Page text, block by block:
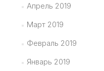
Апрель 2019
Март 2019
Февраль 2019
Январь 2019